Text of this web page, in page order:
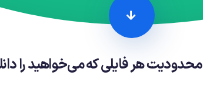
هر فایلی که می‌خواهید را